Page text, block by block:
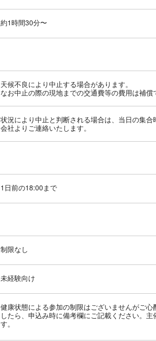
約1時間30分〜
天候不良により中止する場合があります。
なお中止の際の現地までの交通費等の費用は補償
状況により中止と判断される場合は、当日の集
会社よりご連絡いたします。
1日前の18:00まで
制限なし
未経験向け
健康状態による参加の制限はございませんがご心
したら、申込み時に備考欄にご記載ください。主
す。